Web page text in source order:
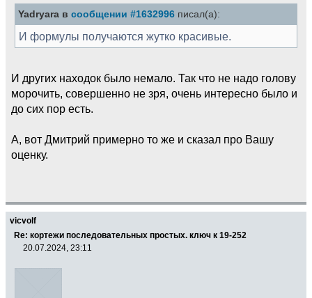
Yadryara в сообщении #1632996 писал(а):
И формулы получаются жутко красивые.
И других находок было немало. Так что не надо голову
морочить, совершенно не зря, очень интересно было и
до сих пор есть.
А, вот Дмитрий примерно то же и сказал про Вашу
оценку.
vicvolf
Re: кортежи последовательных простых. ключ к 19-252
20.07.2024, 23:11